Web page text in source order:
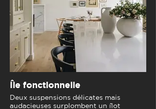
Île fonctionnelle
Deux suspensions délicates mais
audacieuses surplombent un îlot